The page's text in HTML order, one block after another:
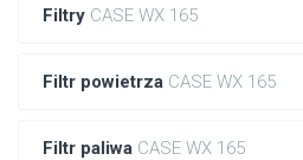
Filtry CASE WX 165
Filtr powietrza CASE WX 165
Filtr paliwa CASE WX 165